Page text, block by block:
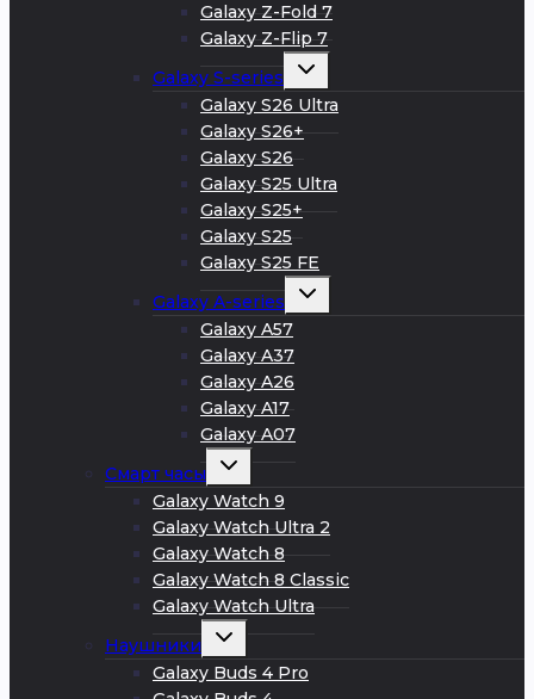
Galaxy Z-Fold 7
Galaxy Z-Flip 7
Galaxy S-series
Развернуть
меню
Galaxy S26 Ultra
Galaxy S26+
Galaxy S26
Galaxy S25 Ultra
Galaxy S25+
Galaxy S25
Galaxy S25 FE
Galaxy A-series
Развернуть
меню
Galaxy A57
Galaxy A37
Galaxy A26
Galaxy A17
Galaxy A07
Смарт часы
Развернуть
меню
Galaxy Watch 9
Galaxy Watch Ultra 2
Galaxy Watch 8
Galaxy Watch 8 Classic
Galaxy Watch Ultra
Наушники
Развернуть
меню
Galaxy Buds 4 Pro